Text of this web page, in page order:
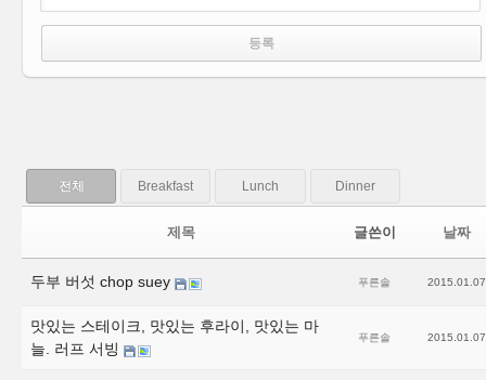
전체 Breakfast Lunch Dinner
제목 글쓴이 날짜
두부 버섯 chop suey 푸른솔 2015.01.07
맛있는 스테이크, 맛있는 후라이, 맛있는 마
늘. 러프 서빙
푸른솔 2015.01.07